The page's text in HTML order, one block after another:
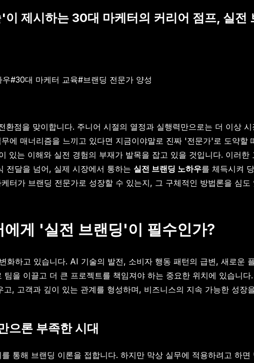
제시하는 30대 마케터의 커리어 점프, 실전
우#30대 마케터 교육#브랜딩 전문가 양성
환점을 맞이합니다. 주니어 시절의 열정과 실행력만으로는 더 이상
에 매너리즘을 느끼고 있다면 지금이야말로 진짜 '전문가'로 도약
있는 이해와 실전 경험의 부재가 발목을 잡고 있을 것입니다. 이러한
전달을 넘어, 실제 시장에서 통하는 실전 브랜딩 노하우를 체득시켜
터가 브랜딩 전문가로 성장할 수 있는지, 그 구체적인 방법론을 심도
게 '실전 브랜딩'이 필수인가?
화하고 있습니다. AI 기술의 발전, 소비자 행동 패턴의 급변, 새로운
을 이끌고 더 큰 프로젝트를 책임져야 하는 중요한 위치에 있습니
, 고객과 깊이 있는 관계를 형성하며, 비즈니스의 지속 가능한 성장
으론 부족한 시대
통해 브랜딩 이론을 접합니다. 하지만 막상 실무에 적용하려고 하